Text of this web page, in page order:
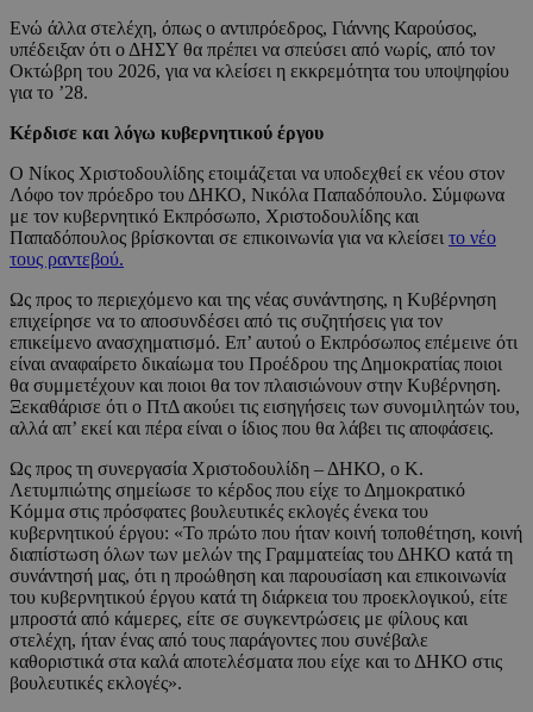
Ενώ άλλα στελέχη, όπως ο αντιπρόεδρος, Γιάννης Καρούσος,
υπέδειξαν ότι ο ΔΗΣΥ θα πρέπει να σπεύσει από νωρίς, από τον
Οκτώβρη του 2026, για να κλείσει η εκκρεμότητα του υποψηφίου
για το ’28.
Κέρδισε και λόγω κυβερνητικού έργου
Ο Νίκος Χριστοδουλίδης ετοιμάζεται να υποδεχθεί εκ νέου στον
Λόφο τον πρόεδρο του ΔΗΚΟ, Νικόλα Παπαδόπουλο. Σύμφωνα
με τον κυβερνητικό Εκπρόσωπο, Χριστοδουλίδης και
Παπαδόπουλος βρίσκονται σε επικοινωνία για να κλείσει το νέο
τους ραντεβού.
Ως προς το περιεχόμενο και της νέας συνάντησης, η Κυβέρνηση
επιχείρησε να το αποσυνδέσει από τις συζητήσεις για τον
επικείμενο ανασχηματισμό. Επ’ αυτού ο Εκπρόσωπος επέμεινε ότι
είναι αναφαίρετο δικαίωμα του Προέδρου της Δημοκρατίας ποιοι
θα συμμετέχουν και ποιοι θα τον πλαισιώνουν στην Κυβέρνηση.
Ξεκαθάρισε ότι ο ΠτΔ ακούει τις εισηγήσεις των συνομιλητών του,
αλλά απ’ εκεί και πέρα είναι ο ίδιος που θα λάβει τις αποφάσεις.
Ως προς τη συνεργασία Χριστοδουλίδη – ΔΗΚΟ, ο Κ.
Λετυμπιώτης σημείωσε το κέρδος που είχε το Δημοκρατικό
Κόμμα στις πρόσφατες βουλευτικές εκλογές ένεκα του
κυβερνητικού έργου: «Το πρώτο που ήταν κοινή τοποθέτηση, κοινή
διαπίστωση όλων των μελών της Γραμματείας του ΔΗΚΟ κατά τη
συνάντησή μας, ότι η προώθηση και παρουσίαση και επικοινωνία
του κυβερνητικού έργου κατά τη διάρκεια του προεκλογικού, είτε
μπροστά από κάμερες, είτε σε συγκεντρώσεις με φίλους και
στελέχη, ήταν ένας από τους παράγοντες που συνέβαλε
καθοριστικά στα καλά αποτελέσματα που είχε και το ΔΗΚΟ στις
βουλευτικές εκλογές».